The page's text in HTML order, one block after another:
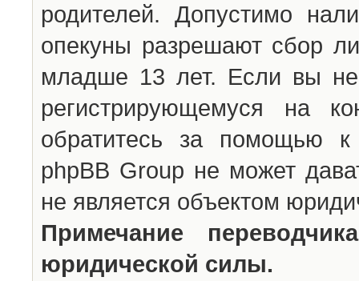
родителей. Допустимо
опекуны разрешают сбор
младше 13 лет. Если вы
регистрирующемуся на
обратитесь за помощью к
phpBB Group не может
не является объектом
Примечание
юридической силы.